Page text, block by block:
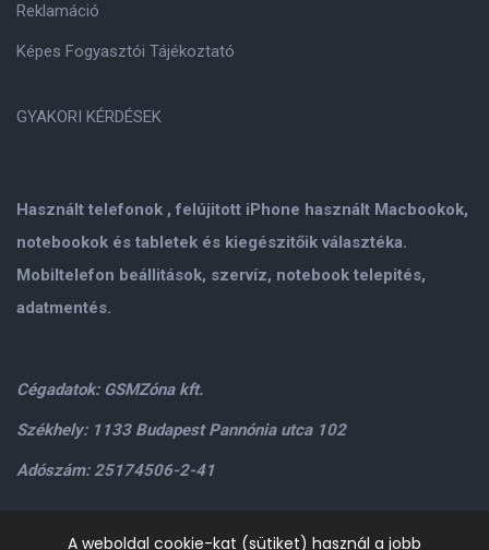
Használt telefonok , felújitott iPhone használt Macbookok,
notebookok és tabletek és kiegészitőik választéka.
Mobiltelefon beállitások, szervíz, notebook telepités,
adatmentés.
Cégadatok: GSMZóna kft.
Székhely: 1133 Budapest Pannónia utca 102
Adószám: 25174506-2-41
Személyes átvétel: GSMZóna kft. 1134.Bp. Váci út 9-15
Reklamáció
Képes Fogyasztói Tájékoztató
GYAKORI KÉRDÉSEK
A weboldal cookie-kat (sütiket) használ a jobb